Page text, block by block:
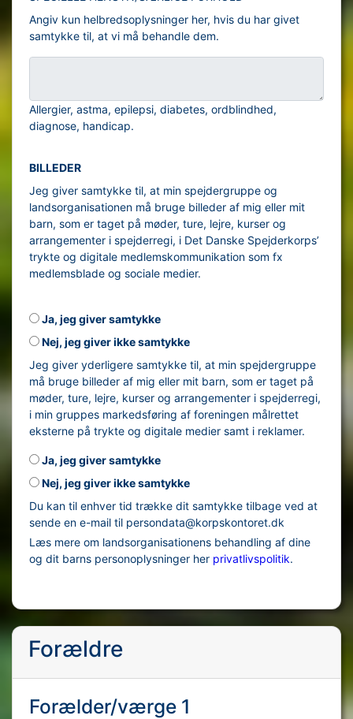
Angiv kun helbredsoplysninger her, hvis du har givet
samtykke til, at vi må behandle dem.
Allergier, astma, epilepsi, diabetes, ordblindhed,
diagnose, handicap.
BILLEDER
Jeg giver samtykke til, at min spejdergruppe og
landsorganisationen må bruge billeder af mig eller mit
barn, som er taget på møder, ture, lejre, kurser og
arrangementer i spejderregi, i Det Danske Spejderkorps’
trykte og digitale medlemskommunikation som fx
medlemsblade og sociale medier.
Ja, jeg giver samtykke
Nej, jeg giver ikke samtykke
Jeg giver yderligere samtykke til, at min spejdergruppe
må bruge billeder af mig eller mit barn, som er taget på
møder, ture, lejre, kurser og arrangementer i spejderregi,
i min gruppes markedsføring af foreningen målrettet
eksterne på trykte og digitale medier samt i reklamer.
Ja, jeg giver samtykke
Nej, jeg giver ikke samtykke
Du kan til enhver tid trække dit samtykke tilbage ved at
sende en e-mail til persondata@korpskontoret.dk
Læs mere om landsorganisationens behandling af dine
og dit barns personoplysninger her privatlivspolitik.
Forældre
Forælder/værge 1